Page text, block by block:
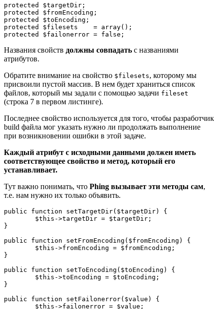
protected $targetDir;
protected $fromEncoding;
protected $toEncoding;
protected $filesets    = array();
protected $failonerror = false;
Названия свойств должны совпадать с названиями
атрибутов.
Обратите внимание на свойство $filesets, которому мы
присвоили пустой массив. В нем будет храниться список
файлов, который мы задали с помощью задачи fileset
(строка 7 в первом листинге).
Последнее свойство используется для того, чтобы разработчик
build файла мог указать нужно ли продолжать выполнение
при возникновении ошибки в этой задаче.
Каждый атрибут с исходными данными должен иметь
соответствующее свойство и метод, который его
устанавливает.
Тут важно понимать, что Phing вызывает эти методы сам,
т.е. нам нужно их только объявить.
public function setTargetDir($targetDir) {
}
public function setFromEncoding($fromEncoding) {
}
public function setToEncoding($toEncoding) {
}
public function setFailonerror($value) {